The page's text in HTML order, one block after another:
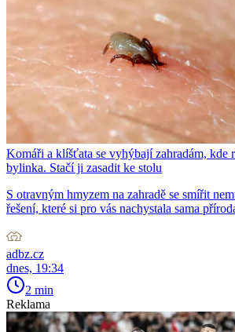
Komáři a klíšťata se vyhýbají zahradám, kde
bylinka. Stačí ji zasadit ke stolu
S otravným hmyzem na zahradě se smířit
řešení, které si pro vás nachystala sama
adbz.cz
dnes, 19:34
2 min
Reklama